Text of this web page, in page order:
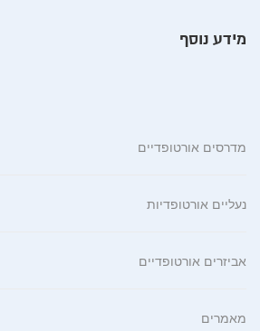
מידע נוסף
מדרסים אורטופדיים
נעליים אורטופדיות
אביזרים אורטופדיים
מאמרים